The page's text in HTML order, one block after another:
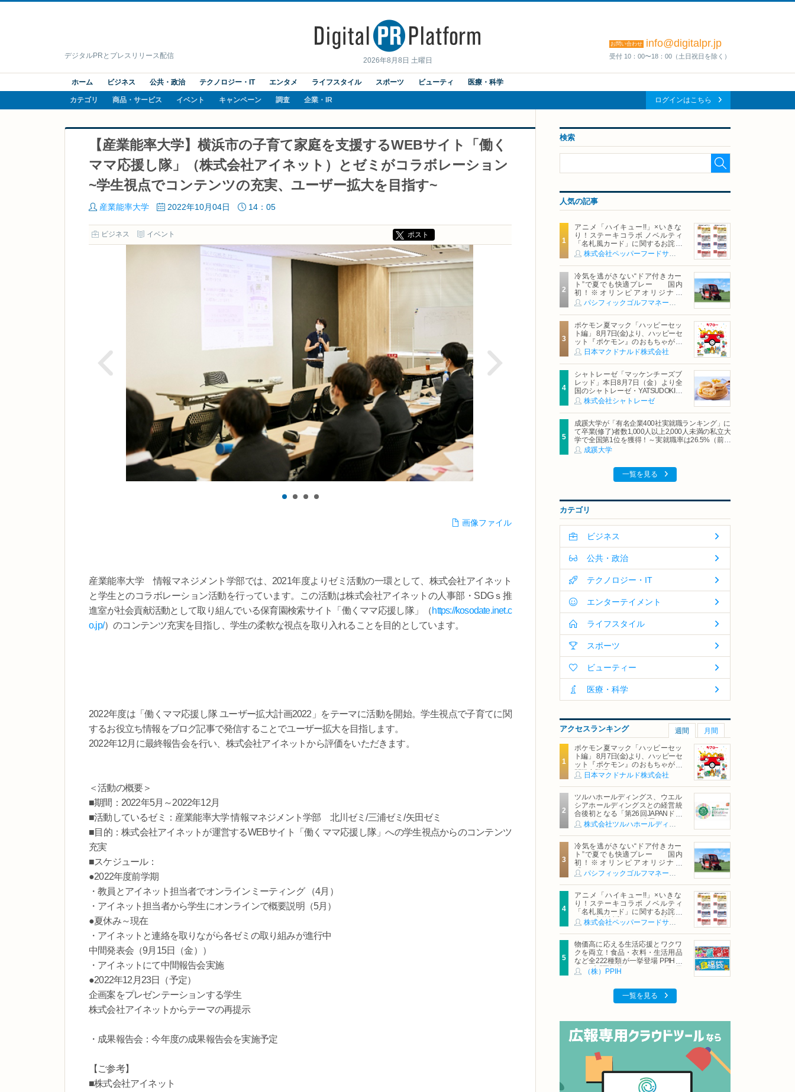
2026年8月8日 土曜日
デジタルPRとプレスリリース配信
お問い合わせ info@digitalpr.jp
受付 10：00〜18：00（土日祝日を除く）
ホーム ビジネス 公共・政治 テクノロジー・IT エンタメ ライフスタイル スポーツ ビューティ 医療・科学
カテゴリ 商品・サービス イベント キャンペーン 調査 企業・IR ログインはこちら
【産業能率大学】横浜市の子育て家庭を支援するWEBサイト「働く
ママ応援し隊」（株式会社アイネット）とゼミがコラボレーション
~学生視点でコンテンツの充実、ユーザー拡大を目指す~
産業能率大学 2022年10月04日 14：05
ビジネス イベント ポスト
画像ファイル
産業能率大学 情報マネジメント学部では、2021年度よりゼミ活動の一環として、株式会社アイネット
と学生とのコラボレーション活動を行っています。この活動は株式会社アイネットの人事部・SDGｓ推
進室が社会貢献活動として取り組んでいる保育園検索サイト「働くママ応援し隊」（https://kosodate.inet.c
o.jp/）のコンテンツ充実を目指し、学生の柔軟な視点を取り入れることを目的としています。
2022年度は「働くママ応援し隊 ユーザー拡大計画2022」をテーマに活動を開始。学生視点で子育てに関
するお役立ち情報をブログ記事で発信することでユーザー拡大を目指します。
2022年12月に最終報告会を行い、株式会社アイネットから評価をいただきます。
＜活動の概要＞
■期間：2022年5月～2022年12月
■活動しているゼミ：産業能率大学 情報マネジメント学部 北川ゼミ/三浦ゼミ/矢田ゼミ
■目的：株式会社アイネットが運営するWEBサイト「働くママ応援し隊」への学生視点からのコンテンツ
充実
■スケジュール：
●2022年度前学期
・教員とアイネット担当者でオンラインミーティング （4月）
・アイネット担当者から学生にオンラインで概要説明（5月）
●夏休み～現在
・アイネットと連絡を取りながら各ゼミの取り組みが進行中
中間発表会（9月15日（金））
・アイネットにて中間報告会実施
●2022年12月23日（予定）
企画案をプレゼンテーションする学生
株式会社アイネットからテーマの再提示
・成果報告会：今年度の成果報告会を実施予定
【ご参考】
■株式会社アイネット
検索
人気の記事
アニメ「ハイキュー!!」×いきな
り！ステーキコラボ ノベルティ
「名札風カード」に関するお詫び
および交換対応についてのご案内
冷気を逃がさない“ドア付きカー
ト”で夏でも快適プレー 国内
初！※オリンピアオリジナル
「AirCon Cart（エアコンカー
ト）」導入 | ＰＧＭ
ポケモン夏マック「ハッピーセッ
ト編」 8月7日(金)より、ハッピーセ
ット『ポケモン』のおもちゃが期
間限定登場
日本マクドナルド株式会社
シャトレーゼ「マッケンチーズブ
レッド」本日8月7日（金）より全
国のシャトレーゼ・YATSUDOKIで
発売株式会社シャトレーゼ
成蹊大学が「有名企業400社実就職ランキング」に
て卒業(修了)者数1,000人以上2,000人未満の私立大
学で全国第1位を獲得！～実就職率は26.5%（前年
比＋4.3pt）に伸長、東京の私立大学でも10位にラ
ンクイン～
成蹊大学
一覧を見る
カテゴリ
ビジネス
公共・政治
テクノロジー・IT
エンターテイメント
ライフスタイル
スポーツ
ビューティー
医療・科学
アクセスランキング 週間 月間
ポケモン夏マック「ハッピーセッ
ト編」 8月7日(金)より、ハッピーセ
ット『ポケモン』のおもちゃが期
間限定登場
日本マクドナルド株式会社
ツルハホールディングス、ウエル
シアホールディングスとの経営統
合後初となる「第26回JAPANドラ
ッグストアショー」に出展
冷気を逃がさない“ドア付きカー
ト”で夏でも快適プレー 国内
初！※オリンピアオリジナル
「AirCon Cart（エアコンカー
ト）」導入 | ＰＧＭ
アニメ「ハイキュー!!」×いきな
り！ステーキコラボ ノベルティ
「名札風カード」に関するお詫び
および交換対応についてのご案内
物価高に応える生活応援とワクワ
クを両立！食品・衣料・生活用品
など全222種類が一挙登場 PPIHグ
ループ「夏福袋」＆セール 8月6日
(木)より順次スタート
（株）PPIH
一覧を見る